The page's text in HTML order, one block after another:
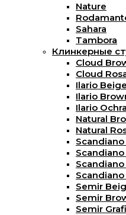
Nature
Sahara
Tambora
Клинкерные
Cloud
Cloud
Ilario Beige
Ilario
Ilario Ochra
Natural
Natural
Scandiano
Scandiano
Semir
Semir
Semir